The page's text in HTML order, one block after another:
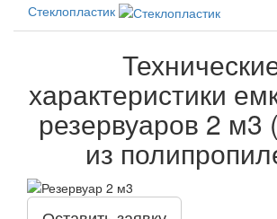
Стеклопластик
характеристики
резервуаров 2 м3
из